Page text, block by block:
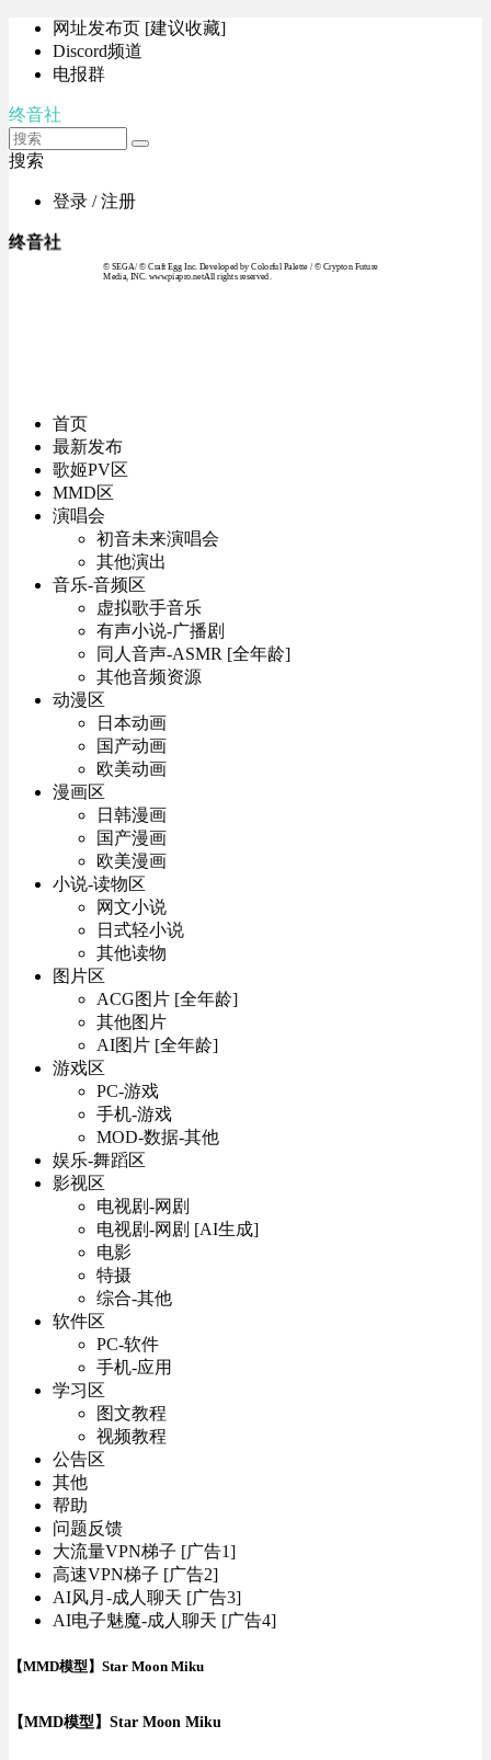
网址发布页 [建议收藏]
Discord频道
电报群
终音社
搜索
登录 / 注册
终音社
© SEGA / © Craft Egg Inc. Developed by Colorful Palette / © Crypton Future
Media, INC. www.piapro.netAll rights reserved.
首页
最新发布
歌姬PV区
MMD区
演唱会
初音未来演唱会
其他演出
音乐-音频区
虚拟歌手音乐
有声小说-广播剧
同人音声-ASMR [全年龄]
其他音频资源
动漫区
日本动画
国产动画
欧美动画
漫画区
日韩漫画
国产漫画
欧美漫画
小说-读物区
网文小说
日式轻小说
其他读物
图片区
ACG图片 [全年龄]
其他图片
AI图片 [全年龄]
游戏区
PC-游戏
手机-游戏
MOD-数据-其他
娱乐-舞蹈区
影视区
电视剧-网剧
电视剧-网剧 [AI生成]
电影
特摄
综合-其他
软件区
PC-软件
手机-应用
学习区
图文教程
视频教程
公告区
其他
帮助
问题反馈
大流量VPN梯子 [广告1]
高速VPN梯子 [广告2]
AI风月-成人聊天 [广告3]
AI电子魅魔-成人聊天 [广告4]
【MMD模型】Star Moon Miku
【MMD模型】Star Moon Miku